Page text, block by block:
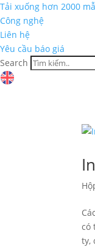
Tải xuống hơn 2000
Công nghệ
Liên hệ
Yêu cầu báo giá
Search
có
ty,